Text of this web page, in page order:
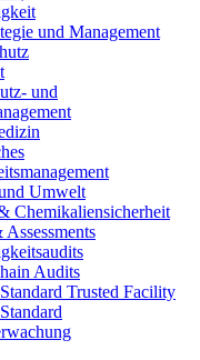
und Management
und
Umwelt
Chemikaliensicherheit
Audits
Trusted Facility